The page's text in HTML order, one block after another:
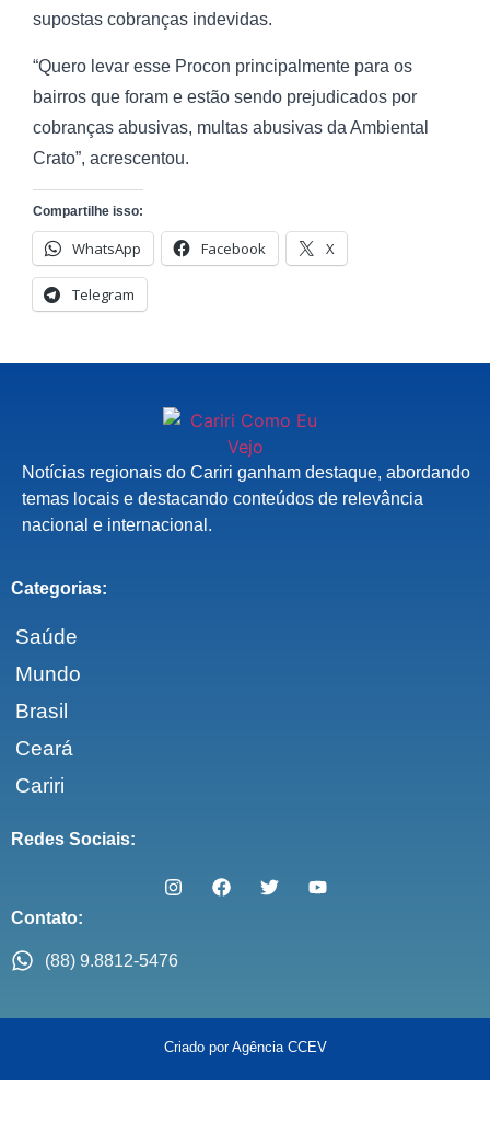
supostas cobranças indevidas.
“Quero levar esse Procon principalmente para os
bairros que foram e estão sendo prejudicados por
cobranças abusivas, multas abusivas da Ambiental
Crato”, acrescentou.
Compartilhe isso:
WhatsApp Facebook X
Telegram
Notícias regionais do Cariri ganham destaque, abordando
temas locais e destacando conteúdos de relevância
nacional e internacional.
Categorias:
Saúde
Mundo
Brasil
Ceará
Cariri
Redes Sociais:
Contato:
(88) 9.8812-5476
Criado por Agência CCEV